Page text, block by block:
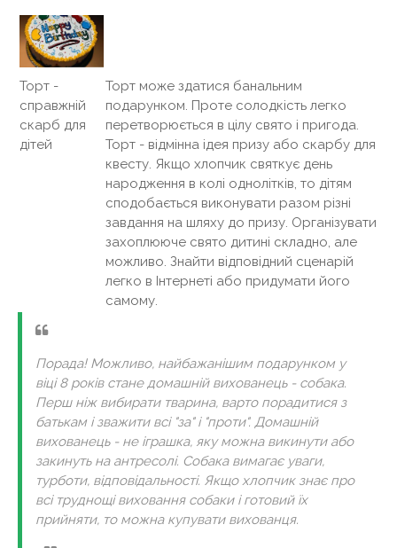
Торт -
справжній
скарб для
дітей
Торт може здатися банальним
подарунком. Проте солодкість легко
перетворюється в цілу свято і пригода.
Торт - відмінна ідея призу або скарбу для
квесту. Якщо хлопчик святкує день
народження в колі однолітків, то дітям
сподобається виконувати разом різні
завдання на шляху до призу. Організувати
захоплююче свято дитині складно, але
можливо. Знайти відповідний сценарій
легко в Інтернеті або придумати його
самому.
Порада! Можливо, найбажанішим подарунком у
віці 8 років стане домашній вихованець - собака.
Перш ніж вибирати тварина, варто порадитися з
батькам і зважити всі "за" і "проти". Домашній
вихованець - не іграшка, яку можна викинути або
закинуть на антресолі. Собака вимагає уваги,
турботи, відповідальності. Якщо хлопчик знає про
всі труднощі виховання собаки і готовий їх
прийняти, то можна купувати вихованця.